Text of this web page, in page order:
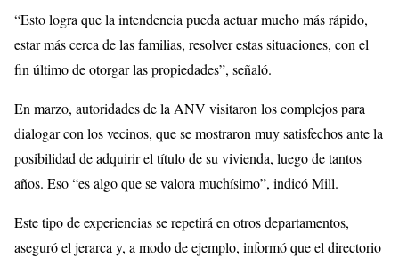
“Esto logra que la intendencia pueda actuar mucho más rápido,
estar más cerca de las familias, resolver estas situaciones, con el
fin último de otorgar las propiedades”, señaló.
En marzo, autoridades de la ANV visitaron los complejos para
dialogar con los vecinos, que se mostraron muy satisfechos ante la
posibilidad de adquirir el título de su vivienda, luego de tantos
años. Eso “es algo que se valora muchísimo”, indicó Mill.
Este tipo de experiencias se repetirá en otros departamentos,
aseguró el jerarca y, a modo de ejemplo, informó que el directorio